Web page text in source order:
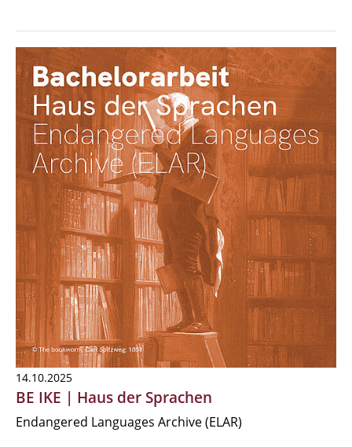
14.10.2025
BE IKE | Haus der Sprachen
Endangered Languages Archive (ELAR)